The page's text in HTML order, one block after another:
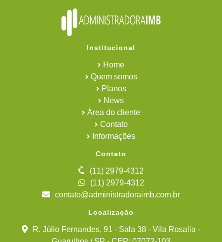
Institucional
Home
Quem somos
Planos
News
Área do cliente
Contato
Informações
Contato
(11) 2979-4312
(11) 2979-4312
contato@administradoraimb.com.br
Localização
R. Júlio Fernandes, 91 - Sala 38 - Vila Rosalia -